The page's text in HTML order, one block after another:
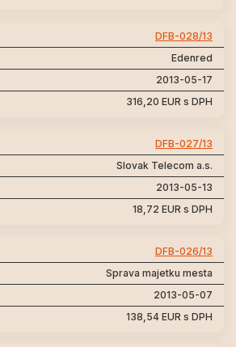
DFB-028/13
Edenred
2013-05-17
316,20 EUR s DPH
DFB-027/13
Slovak Telecom a.s.
2013-05-13
18,72 EUR s DPH
DFB-026/13
Sprava majetku mesta
2013-05-07
138,54 EUR s DPH